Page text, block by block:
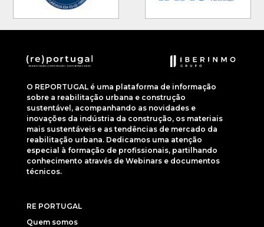
O REPORTUGAL é uma plataforma de informação
sobre a reabilitação urbana e construção
sustentável, acompanhando as novidades e
inovações da indústria da construção, os materiais
mais sustentáveis e as tendências de mercado da
reabilitação urbana. Dedicamos uma atenção
especial à formação de profissionais, partilhando
conhecimento através de Webinars e documentos
técnicos.
RE PORTUGAL
Quem somos